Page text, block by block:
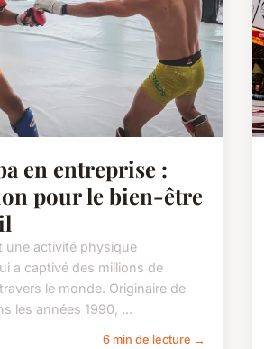
en entreprise :
pour le bien-être
une activité physique
a captivé des millions de
le monde. Originaire de
les années 1990, ...
6 min de lecture →